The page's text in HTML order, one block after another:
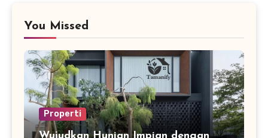
You Missed
Properti